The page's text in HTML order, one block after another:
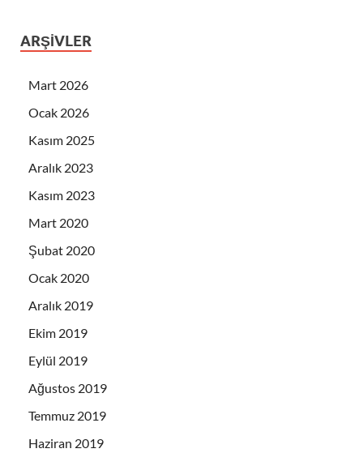
ARŞIVLER
Mart 2026
Ocak 2026
Kasım 2025
Aralık 2023
Kasım 2023
Mart 2020
Şubat 2020
Ocak 2020
Aralık 2019
Ekim 2019
Eylül 2019
Ağustos 2019
Temmuz 2019
Haziran 2019